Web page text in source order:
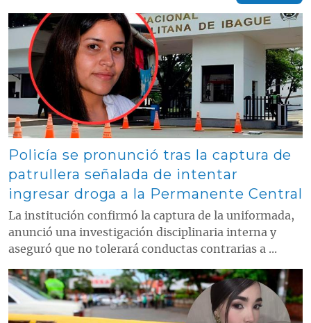
Contenido multimedia principal
Policía se pronunció tras la captura de
patrullera señalada de intentar
ingresar droga a la Permanente Central
La institución confirmó la captura de la uniformada,
anunció una investigación disciplinaria interna y
aseguró que no tolerará conductas contrarias a ...
Contenido multimedia principal